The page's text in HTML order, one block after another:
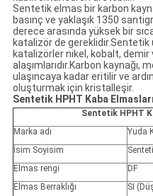
Sentetik elmas bir karbon
basınç ve yaklaşık 1350
derece arasında yüksek bir
katalizör de gereklidir.Sentetik
katalizörler nikel, kobalt, demir
alaşımlarıdır.Karbon
ulaşıncaya kadar eritilir ve
oluşturmak için kristalleşir.
Sentetik HPHT Kaba
Sentetik HPHT
Marka adı
Yuda
İsim Soyisim
Elmas rengi
DF
Elmas Berraklığı
SI